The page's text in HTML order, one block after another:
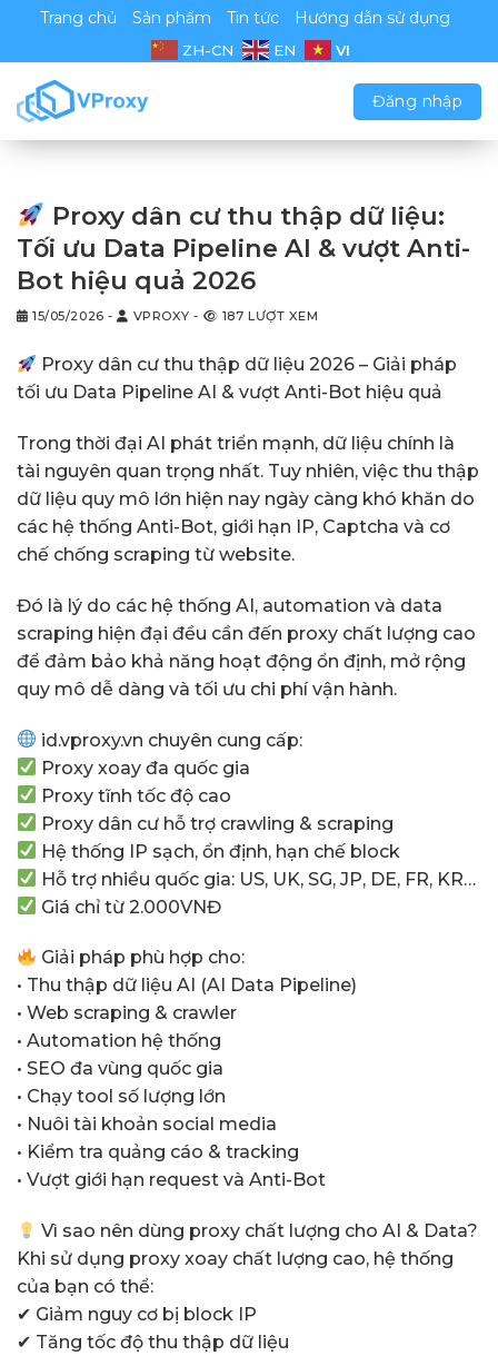
Chuyển
nội
dung
Trang chủ Sản phẩm Tin tức Hướng dẫn sử dụng
ZH-CN EN VI
Đăng nhập
Proxy dân cư thu thập dữ liệu:
Tối ưu Data Pipeline AI & vượt Anti-
Bot hiệu quả 2026
15/05/2026 - VPROXY - 187 LƯỢT XEM
Proxy dân cư thu thập dữ liệu 2026 – Giải pháp
tối ưu Data Pipeline AI & vượt Anti-Bot hiệu quả
Trong thời đại AI phát triển mạnh, dữ liệu chính là
tài nguyên quan trọng nhất. Tuy nhiên, việc thu thập
dữ liệu quy mô lớn hiện nay ngày càng khó khăn do
các hệ thống Anti-Bot, giới hạn IP, Captcha và cơ
chế chống scraping từ website.
Đó là lý do các hệ thống AI, automation và data
scraping hiện đại đều cần đến proxy chất lượng cao
để đảm bảo khả năng hoạt động ổn định, mở rộng
quy mô dễ dàng và tối ưu chi phí vận hành.
id.vproxy.vn chuyên cung cấp:
Proxy xoay đa quốc gia
Proxy tĩnh tốc độ cao
Proxy dân cư hỗ trợ crawling & scraping
Hệ thống IP sạch, ổn định, hạn chế block
Hỗ trợ nhiều quốc gia: US, UK, SG, JP, DE, FR, KR…
Giá chỉ từ 2.000VNĐ
Giải pháp phù hợp cho:
• Thu thập dữ liệu AI (AI Data Pipeline)
• Web scraping & crawler
• Automation hệ thống
• SEO đa vùng quốc gia
• Chạy tool số lượng lớn
• Nuôi tài khoản social media
• Kiểm tra quảng cáo & tracking
• Vượt giới hạn request và Anti-Bot
Vì sao nên dùng proxy chất lượng cho AI & Data?
Khi sử dụng proxy xoay chất lượng cao, hệ thống
của bạn có thể:
✔ Giảm nguy cơ bị block IP
✔ Tăng tốc độ thu thập dữ liệu